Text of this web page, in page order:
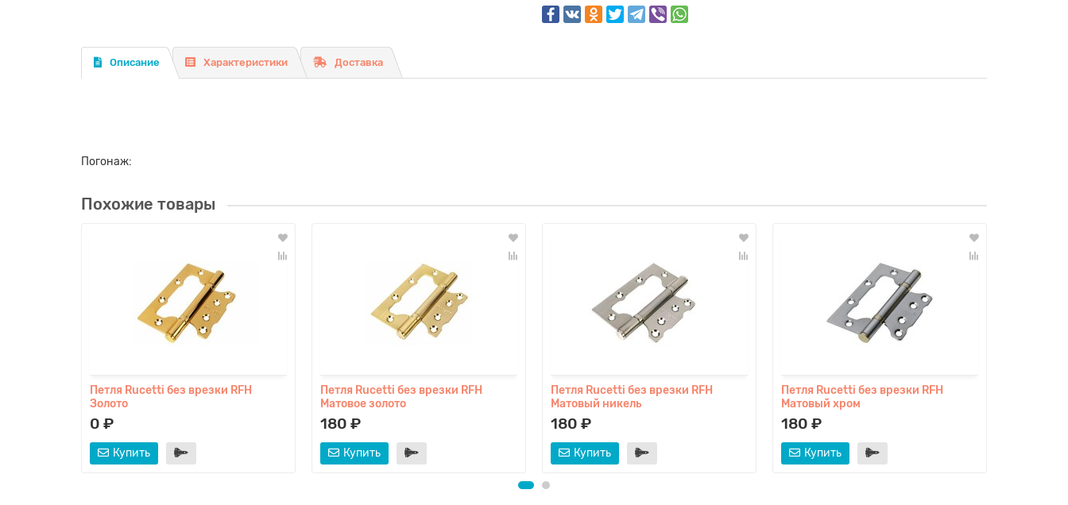
Описание Характеристики Доставка
Погонаж:
Похожие товары
Петля Rucetti без врезки RFH
Золото
0 ₽
Купить
Петля Rucetti без врезки RFH
Матовое золото
180 ₽
Купить
Петля Rucetti без врезки RFH
Матовый никель
180 ₽
Купить
Петля Rucetti без врезки RFH
Матовый хром
180 ₽
Купить